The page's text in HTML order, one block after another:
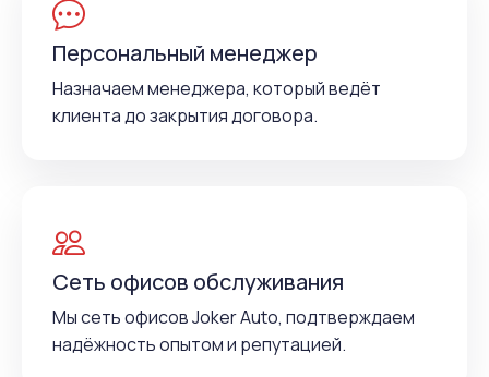
Персональный менеджер
Назначаем менеджера, который ведёт
клиента до закрытия договора.
Сеть офисов обслуживания
Мы сеть офисов Joker Auto, подтверждаем
надёжность опытом и репутацией.